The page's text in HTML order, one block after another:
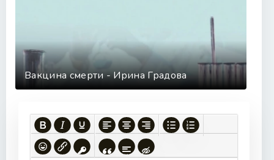
Вакцина смерти - Ирина Градова